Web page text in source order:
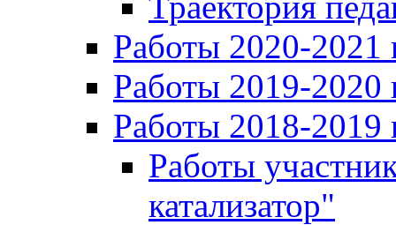
Работы 2020-2021
Работы 2019-2020
Работы 2018-2019
Работы
катализатор"